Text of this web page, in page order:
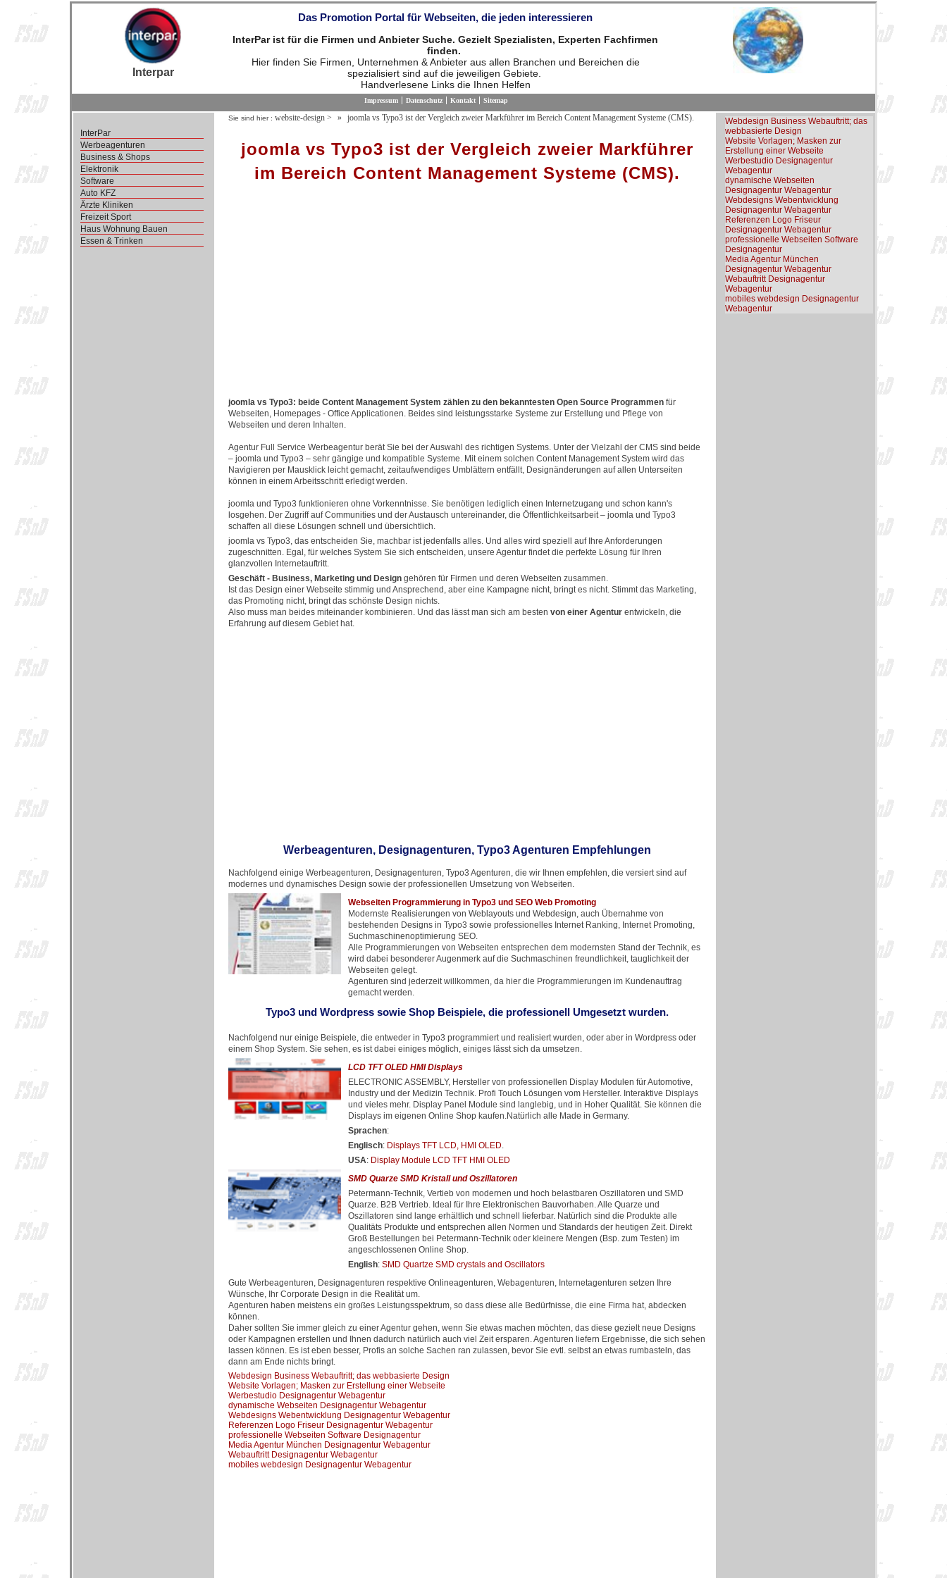
Interpar
Das Promotion Portal für Webseiten, die jeden interessieren
InterPar ist für die Firmen und Anbieter Suche. Gezielt Spezialisten, Experten Fachfirmen
finden.
Hier finden Sie Firmen, Unternehmen & Anbieter aus allen Branchen und Bereichen die
spezialisiert sind auf die jeweiligen Gebiete.
Handverlesene Links die Ihnen Helfen
Impressum Datenschutz Kontakt Sitemap
InterPar
Werbeagenturen
Business & Shops
Elektronik
Software
Auto KFZ
Ärzte Kliniken
Freizeit Sport
Haus Wohnung Bauen
Essen & Trinken
Sie sind hier : website-design > joomla vs Typo3 ist der Vergleich zweier Markführer im Bereich Content Management Systeme (CMS).
joomla vs Typo3 ist der Vergleich zweier Markführer
im Bereich Content Management Systeme (CMS).
joomla vs Typo3: beide Content Management System zählen zu den bekanntesten Open Source Programmen für
Webseiten, Homepages - Office Applicationen. Beides sind leistungsstarke Systeme zur Erstellung und Pflege von
Webseiten und deren Inhalten.
Agentur Full Service Werbeagentur berät Sie bei der Auswahl des richtigen Systems. Unter der Vielzahl der CMS sind beide
– joomla und Typo3 – sehr gängige und kompatible Systeme. Mit einem solchen Content Management System wird das
Navigieren per Mausklick leicht gemacht, zeitaufwendiges Umblättern entfällt, Designänderungen auf allen Unterseiten
können in einem Arbeitsschritt erledigt werden.
joomla und Typo3 funktionieren ohne Vorkenntnisse. Sie benötigen lediglich einen Internetzugang und schon kann's
losgehen. Der Zugriff auf Communities und der Austausch untereinander, die Öffentlichkeitsarbeit – joomla und Typo3
schaffen all diese Lösungen schnell und übersichtlich.
joomla vs Typo3, das entscheiden Sie, machbar ist jedenfalls alles. Und alles wird speziell auf Ihre Anforderungen
zugeschnitten. Egal, für welches System Sie sich entscheiden, unsere Agentur findet die perfekte Lösung für Ihren
glanzvollen Internetauftritt.
Geschäft - Business, Marketing und Design gehören für Firmen und deren Webseiten zusammen.
Ist das Design einer Webseite stimmig und Ansprechend, aber eine Kampagne nicht, bringt es nicht. Stimmt das Marketing,
das Promoting nicht, bringt das schönste Design nichts.
Also muss man beides miteinander kombinieren. Und das lässt man sich am besten von einer Agentur entwickeln, die
Erfahrung auf diesem Gebiet hat.
Werbeagenturen, Designagenturen, Typo3 Agenturen Empfehlungen
Nachfolgend einige Werbeagenturen, Designagenturen, Typo3 Agenturen, die wir Ihnen empfehlen, die versiert sind auf
modernes und dynamisches Design sowie der professionellen Umsetzung von Webseiten.
Webseiten Programmierung in Typo3 und SEO Web Promoting
Modernste Realisierungen von Weblayouts und Webdesign, auch Übernahme von
bestehenden Designs in Typo3 sowie professionelles Internet Ranking, Internet Promoting,
Suchmaschinenoptimierung SEO.
Alle Programmierungen von Webseiten entsprechen dem modernsten Stand der Technik, es
wird dabei besonderer Augenmerk auf die Suchmaschinen freundlichkeit, tauglichkeit der
Webseiten gelegt.
Agenturen sind jederzeit willkommen, da hier die Programmierungen im Kundenauftrag
gemacht werden.
Typo3 und Wordpress sowie Shop Beispiele, die professionell Umgesetzt wurden.
Nachfolgend nur einige Beispiele, die entweder in Typo3 programmiert und realisiert wurden, oder aber in Wordpress oder
einem Shop System. Sie sehen, es ist dabei einiges möglich, einiges lässt sich da umsetzen.
LCD TFT OLED HMI Displays
ELECTRONIC ASSEMBLY, Hersteller von professionellen Display Modulen für Automotive,
Industry und der Medizin Technik. Profi Touch Lösungen vom Hersteller. Interaktive Displays
und vieles mehr. Display Panel Module sind langlebig, und in Hoher Qualität. Sie können die
Displays im eigenen Online Shop kaufen.Natürlich alle Made in Germany.
Sprachen:
Englisch: Displays TFT LCD, HMI OLED.
USA: Display Module LCD TFT HMI OLED
SMD Quarze SMD Kristall und Oszillatoren
Petermann-Technik, Vertieb von modernen und hoch belastbaren Oszillatoren und SMD
Quarze. B2B Vertrieb. Ideal für Ihre Elektronischen Bauvorhaben. Alle Quarze und
Oszillatoren sind lange erhältlich und schnell lieferbar. Natürlich sind die Produkte alle
Qualitäts Produkte und entsprechen allen Normen und Standards der heutigen Zeit. Direkt
Groß Bestellungen bei Petermann-Technik oder kleinere Mengen (Bsp. zum Testen) im
angeschlossenen Online Shop.
English: SMD Quartze SMD crystals and Oscillators
Gute Werbeagenturen, Designagenturen respektive Onlineagenturen, Webagenturen, Internetagenturen setzen Ihre
Wünsche, Ihr Corporate Design in die Realität um.
Agenturen haben meistens ein großes Leistungsspektrum, so dass diese alle Bedürfnisse, die eine Firma hat, abdecken
können.
Daher sollten Sie immer gleich zu einer Agentur gehen, wenn Sie etwas machen möchten, das diese gezielt neue Designs
oder Kampagnen erstellen und Ihnen dadurch natürlich auch viel Zeit ersparen. Agenturen liefern Ergebnisse, die sich sehen
lassen können. Es ist eben besser, Profis an solche Sachen ran zulassen, bevor Sie evtl. selbst an etwas rumbasteln, das
dann am Ende nichts bringt.
Webdesign Business Webauftritt; das webbasierte Design
Website Vorlagen; Masken zur Erstellung einer Webseite
Werbestudio Designagentur Webagentur
dynamische Webseiten Designagentur Webagentur
Webdesigns Webentwicklung Designagentur Webagentur
Referenzen Logo Friseur Designagentur Webagentur
professionelle Webseiten Software Designagentur
Media Agentur München Designagentur Webagentur
Webauftritt Designagentur Webagentur
mobiles webdesign Designagentur Webagentur
Webdesign Business Webauftritt; das
webbasierte Design
Website Vorlagen; Masken zur
Erstellung einer Webseite
Werbestudio Designagentur
Webagentur
dynamische Webseiten
Designagentur Webagentur
Webdesigns Webentwicklung
Designagentur Webagentur
Referenzen Logo Friseur
Designagentur Webagentur
professionelle Webseiten Software
Designagentur
Media Agentur München
Designagentur Webagentur
Webauftritt Designagentur
Webagentur
mobiles webdesign Designagentur
Webagentur